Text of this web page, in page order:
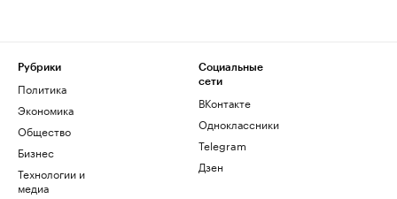
Рубрики
Политика
Экономика
Общество
Бизнес
Технологии и
медиа
Социальные
сети
ВКонтакте
Одноклассники
Telegram
Дзен